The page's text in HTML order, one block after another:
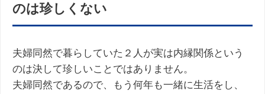
のは珍しくない
夫婦同然で暮らしていた２人が実は内縁関係という
のは決して珍しいことではありません。
夫婦同然であるので、もう何年も一緒に生活をし、